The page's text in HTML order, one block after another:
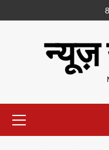
न्यूज़